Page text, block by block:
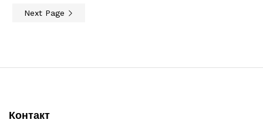
Next Page
Контакт